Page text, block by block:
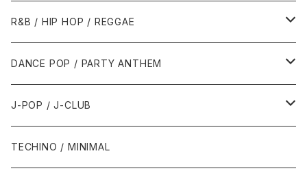
1991年
2000年
2001年
2010年代
2010年
2011年
1995年
2000年
2001年
1986年・以前
1987年
1990年代
1990年
1991年
2000年代
1990年代
1990年
1991年
2000年代
2000年
2001年
R&B / HIP HOP / REGGAE
1980年代
1985年・以前
1986年
1990年代
1990年
2000年代
DANCE POP / PARTY ANTHEM
1980年代
1988年・以前
1990年代
J-POP / J-CLUB
1980年代
TECHINO / MINIMAL